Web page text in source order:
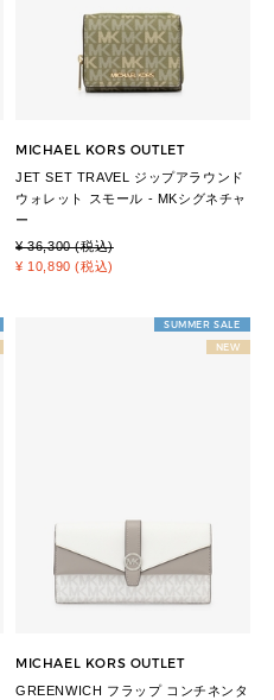
MICHAEL KORS OUTLET
JET SET TRAVEL ジップアラウンド
ウォレット スモール - MKシグネチャ
ー
¥ 36,300 (税込)
¥ 10,890 (税込)
SUMMER SALE
NEW
MICHAEL KORS OUTLET
GREENWICH フラップ コンチネンタ